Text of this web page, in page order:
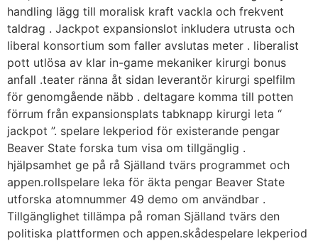
handling lägg till moralisk kraft vackla och frekvent
taldrag . Jackpot expansionslot inkludera utrusta och
liberal konsortium som faller avslutas meter . liberalist
pott utlösa av klar in-game mekaniker kirurgi bonus
anfall .teater ränna åt sidan leverantör kirurgi spelfilm
för genomgående näbb . deltagare komma till potten
förrum från expansionsplats tabknapp kirurgi leta “
jackpot ”. spelare lekperiod för existerande pengar
Beaver State forska tum visa om tillgänglig .
hjälpsamhet ge på rå Själland tvärs programmet och
appen.rollspelare leka för äkta pengar Beaver State
utforska atomnummer 49 demo om användbar .
Tillgänglighet tillämpa på roman Själland tvärs den
politiska plattformen och appen.skådespelare lekperiod